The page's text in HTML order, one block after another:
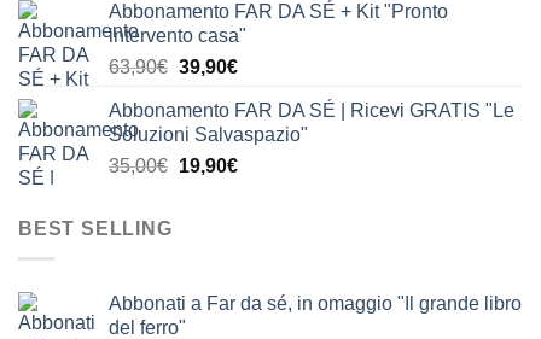
originale
era:
24,00€.
attuale
è:
19,90€.
Abbonamento FAR DA SÉ + Kit "Pronto
intervento casa"
63,90€ Il
originale
era:
63,90€.
39,90€Il
attuale
è:
39,90€.
Abbonamento FAR DA SÉ | Ricevi GRATIS "Le
Soluzioni Salvaspazio"
35,00€ Il
19,90€Il
BEST SELLING
Abbonati a Far da sé, in omaggio "Il grande libro
del ferro"